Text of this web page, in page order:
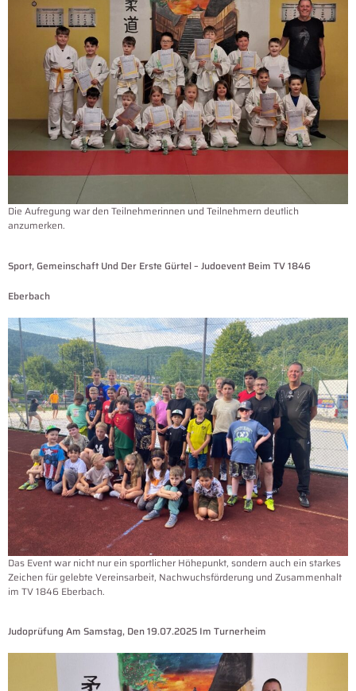
Die Aufregung war den Teilnehmerinnen und Teilnehmern deutlich
anzumerken.
Sport, Gemeinschaft Und Der Erste Gürtel – Judoevent Beim TV 1846
Eberbach
Das Event war nicht nur ein sportlicher Höhepunkt, sondern auch ein starkes
Zeichen für gelebte Vereinsarbeit, Nachwuchsförderung und Zusammenhalt
im TV 1846 Eberbach.
Judoprüfung Am Samstag, Den 19.07.2025 Im Turnerheim